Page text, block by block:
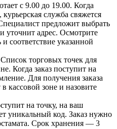
с 9.00 до 19.00. Когда
служба свяжется
предложит выбрать
уточнит адрес. Осмотрите
соответствие указанной
торговых точек для
Когда заказ поступит на
Для получения заказа
кассовой зоне и назовите
на точку, на ваш
уникальный код. Заказ нужно
Срок хранения — 3